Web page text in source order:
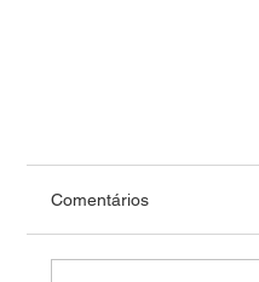
de R$1,8 bi
<p>A parceria
Comentários